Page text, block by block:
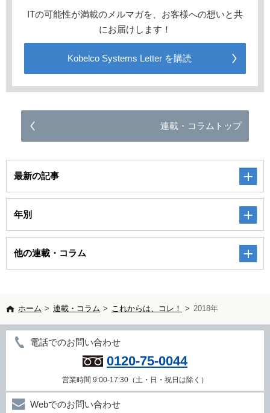
ITの可能性が満載のメルマガを、お客様への想いと共
にお届けします！
Kobelco Systems Letter を購読
連載・コラムトップ
最新の記事
年別
他の連載・コラム
ホーム > 連載・コラム > これからは、コレ！ > 2018年
電話でのお問い合わせ
0120-75-0044
営業時間 9:00-17:30（土・日・祝日は除く）
Webでのお問い合わせ